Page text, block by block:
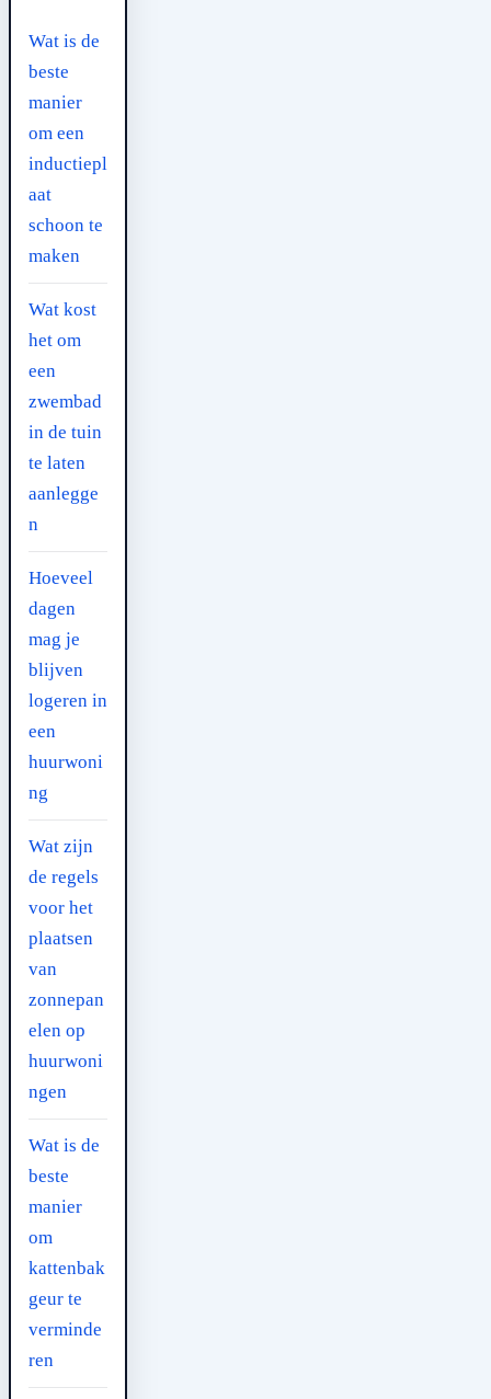
Wat is de
beste
manier
om een
inductiepl
aat
schoon te
maken
Wat kost
het om
een
zwembad
in de tuin
te laten
aanlegge
n
Hoeveel
dagen
mag je
blijven
logeren in
een
huurwoni
ng
Wat zijn
de regels
voor het
plaatsen
van
zonnepan
elen op
huurwoni
ngen
Wat is de
beste
manier
om
kattenbak
geur te
verminde
ren